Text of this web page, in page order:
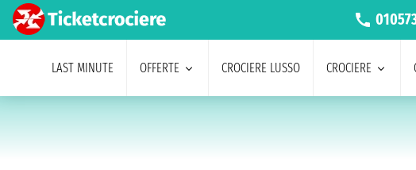
LAST MINUTE OFFERTE CROCIERE LUSSO CROCIERE